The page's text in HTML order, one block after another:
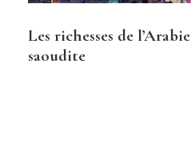
Les richesses de l’Arabie
saoudite